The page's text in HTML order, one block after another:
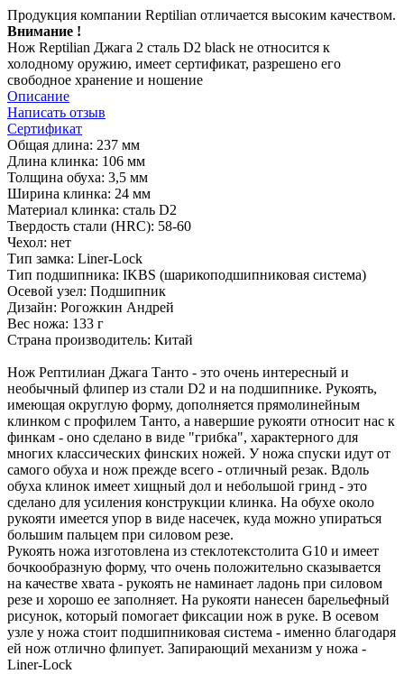
Продукция компании Reptilian отличается высоким качеством.
Внимание !
Нож Reptilian Джага 2 сталь D2 black не относится к
холодному оружию, имеет сертификат, разрешено его
свободное хранение и ношение
Описание
Написать отзыв
Сертификат
Общая длина: 237 мм
Длина клинка: 106 мм
Толщина обуха: 3,5 мм
Ширина клинка: 24 мм
Материал клинка: сталь D2
Твердость стали (HRC): 58-60
Чехол: нет
Тип замка: Liner-Lock
Тип подшипника: IKBS (шарикоподшипниковая система)
Осевой узел: Подшипник
Дизайн: Рогожкин Андрей
Вес ножа: 133 г
Страна производитель: Китай
Нож Рептилиан Джага Танто - это очень интересный и
необычный флипер из стали D2 и на подшипнике. Рукоять,
имеющая округлую форму, дополняется прямолинейным
клинком с профилем Танто, а навершие рукояти относит нас к
финкам - оно сделано в виде "грибка", характерного для
многих классических финских ножей. У ножа спуски идут от
самого обуха и нож прежде всего - отличный резак. Вдоль
обуха клинок имеет хищный дол и небольшой гринд - это
сделано для усиления конструкции клинка. На обухе около
рукояти имеется упор в виде насечек, куда можно упираться
большим пальцем при силовом резе.
Рукоять ножа изготовлена из стеклотекстолита G10 и имеет
бочкообразную форму, что очень положительно сказывается
на качестве хвата - рукоять не наминает ладонь при силовом
резе и хорошо ее заполняет. На рукояти нанесен барельефный
рисунок, который помогает фиксации нож в руке. В осевом
узле у ножа стоит подшипниковая система - именно благодаря
ей нож отлично флипует. Запирающий механизм у ножа -
Liner-Lock